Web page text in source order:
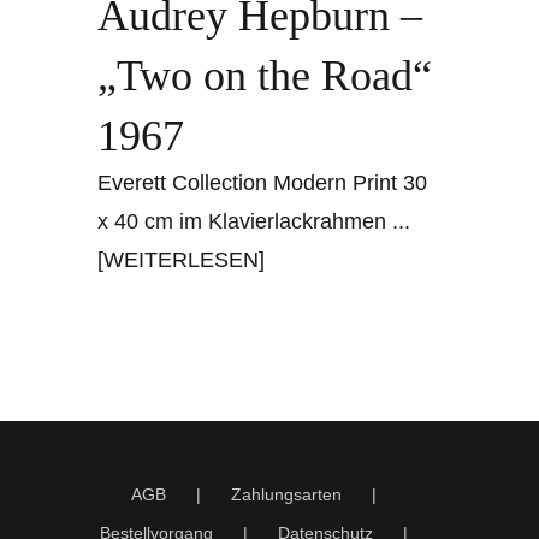
Audrey Hepburn –
„Two on the Road“
1967
Everett Collection Modern Print 30
x 40 cm im Klavierlackrahmen ...
[WEITERLESEN]
AGB
Zahlungsarten
Bestellvorgang
Datenschutz